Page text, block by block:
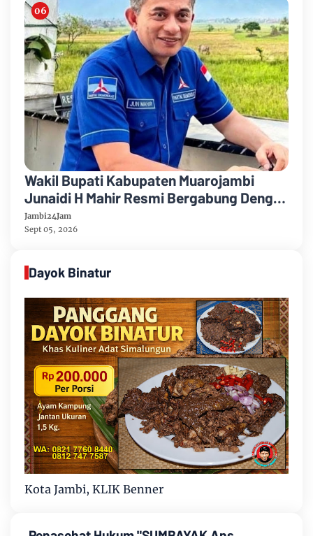
Wakil Bupati Kabupaten Muarojambi
Junaidi H Mahir Resmi Bergabung Dengan
Partai Demikrat
Jambi24Jam
Sept 05, 2026
Dayok Binatur
Kota Jambi, KLIK Benner